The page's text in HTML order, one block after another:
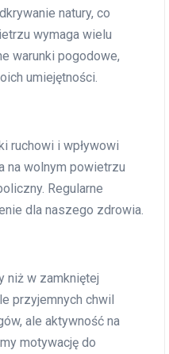
natury, co
wymaga wielu
warunki pogodowe,
umiejętności.
ruchowi i wpływowi
na wolnym powietrzu
Regularne
dla naszego zdrowia.
niż w zamkniętej
przyjemnych chwil
ale aktywność na
motywację do